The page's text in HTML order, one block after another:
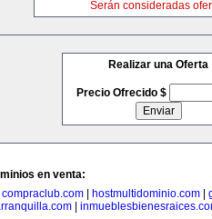
Serán consideradas
Realizar una Oferta
Precio Ofrecido $
en venta:
compraclub.com
hostmultidominio.com
|